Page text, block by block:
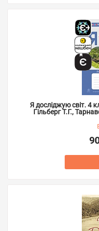
Я досліджую світ. 4
Гільберг Т.Г.,